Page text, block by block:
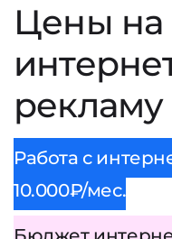
Цены на
Работа с
10.000₽/мес.